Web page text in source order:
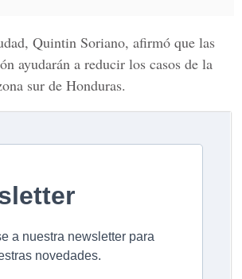
Quintin Soriano, afirmó que las
ayudarán a reducir los casos de la
sur de Honduras.